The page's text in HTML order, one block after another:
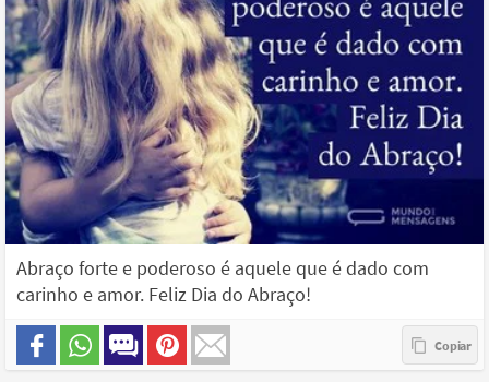
Abraço forte e poderoso é aquele que é dado com
carinho e amor. Feliz Dia do Abraço!